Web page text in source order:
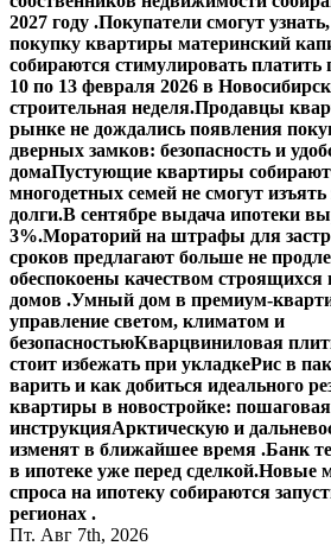
2027 году .Покупатели смогут
покупку квартиры материнский
собираются стимулировать платить
10 по 13 февраля 2026 в
строительная неделя.Продавцы
рынке не дождались появления
дверных замков: безопасность и
домаПустующие квартиры
многодетных семей не смогут
долги.В сентябре выдача ипотеки
3%.Мораторий на штрафы для
сроков предлагают больше не
обеспокоены качеством строящихся
домов .Умный дом в премиум-
управление светом, климатом и
безопасностьюКварцвиниловая
стоит избежать при укладкеРис в
варить и как добиться идеального
квартиры в новостройке: пошаговая
инструкцияАрктическую и
изменят в ближайшее время .Банк
в ипотеке уже перед сделкой.Новые
спроса на ипотеку собираются
регионах .
Пт. Авг 7th, 2026